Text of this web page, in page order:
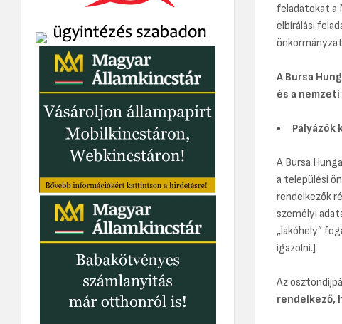
feladatokat a
elbírálási
A Bursa
és a
Pályázók
A Bursa
a települési
rendelkezők
személyi
„lakóhely”
igazolni.]
Az
rendelkező,